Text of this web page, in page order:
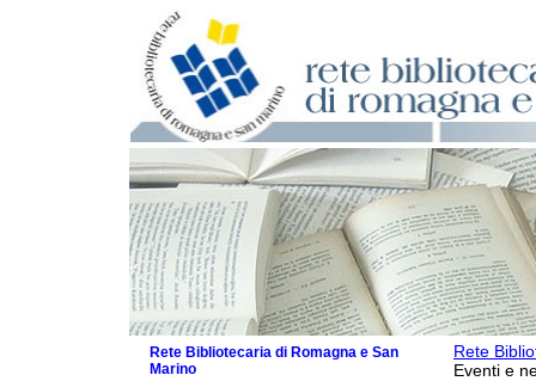
Rete
Eventi e
Rete Bibliotecaria di Romagna e San
Marino